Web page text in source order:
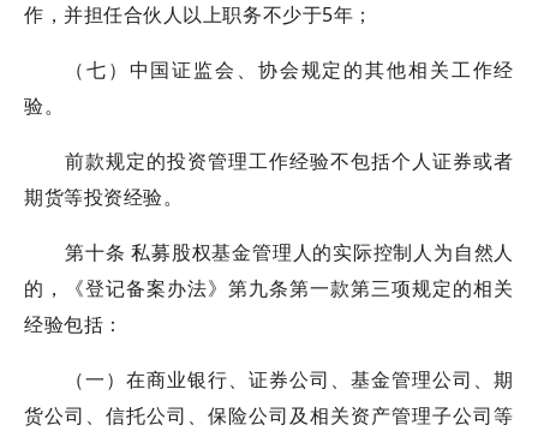
作，并担任合伙人以上职务不少于5年；
（七）中国证监会、协会规定的其他相关工作经
验。
前款规定的投资管理工作经验不包括个人证券或者
期货等投资经验。
第十条 私募股权基金管理人的实际控制人为自然人
的，《登记备案办法》第九条第一款第三项规定的相关
经验包括：
（一）在商业银行、证券公司、基金管理公司、期
货公司、信托公司、保险公司及相关资产管理子公司等